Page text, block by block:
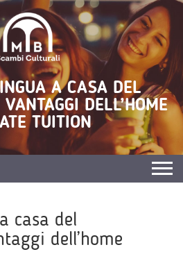
A CASA DEL
DELL’HOME
TUITION
casa del
dell’home